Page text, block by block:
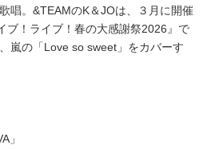
唱。&TEAMのK＆JOは、３月に開催
ブ！ライブ！春の大感謝祭2026』で
嵐の「Love so sweet」をカバーす
」